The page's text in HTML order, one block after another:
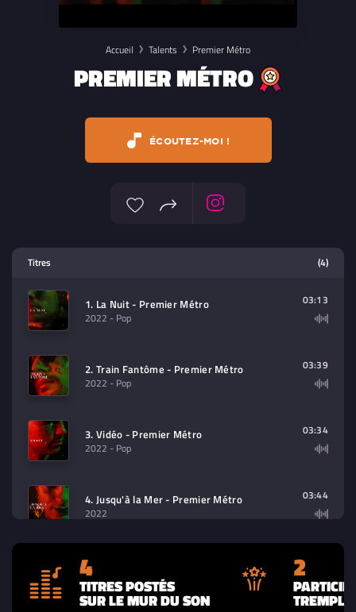
Accueil Talents Premier Métro
PREMIER MÉTRO
ÉCOUTEZ-MOI !
contenu à lire (audio/video)
Titres (4)
1. La Nuit - Premier Métro
2022 - Pop
03:13
2. Train Fantôme - Premier Métro
2022 - Pop
03:39
3. Vidéo - Premier Métro
2022 - Pop
03:34
4. Jusqu'à la Mer - Premier Métro
2022
03:44
4
TITRES POSTÉS
SUR LE MUR DU SON
2